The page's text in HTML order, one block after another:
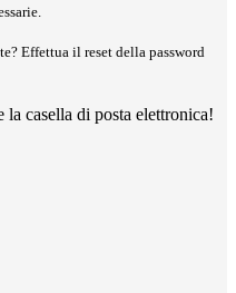
Effettua il reset della password
casella di posta elettronica!